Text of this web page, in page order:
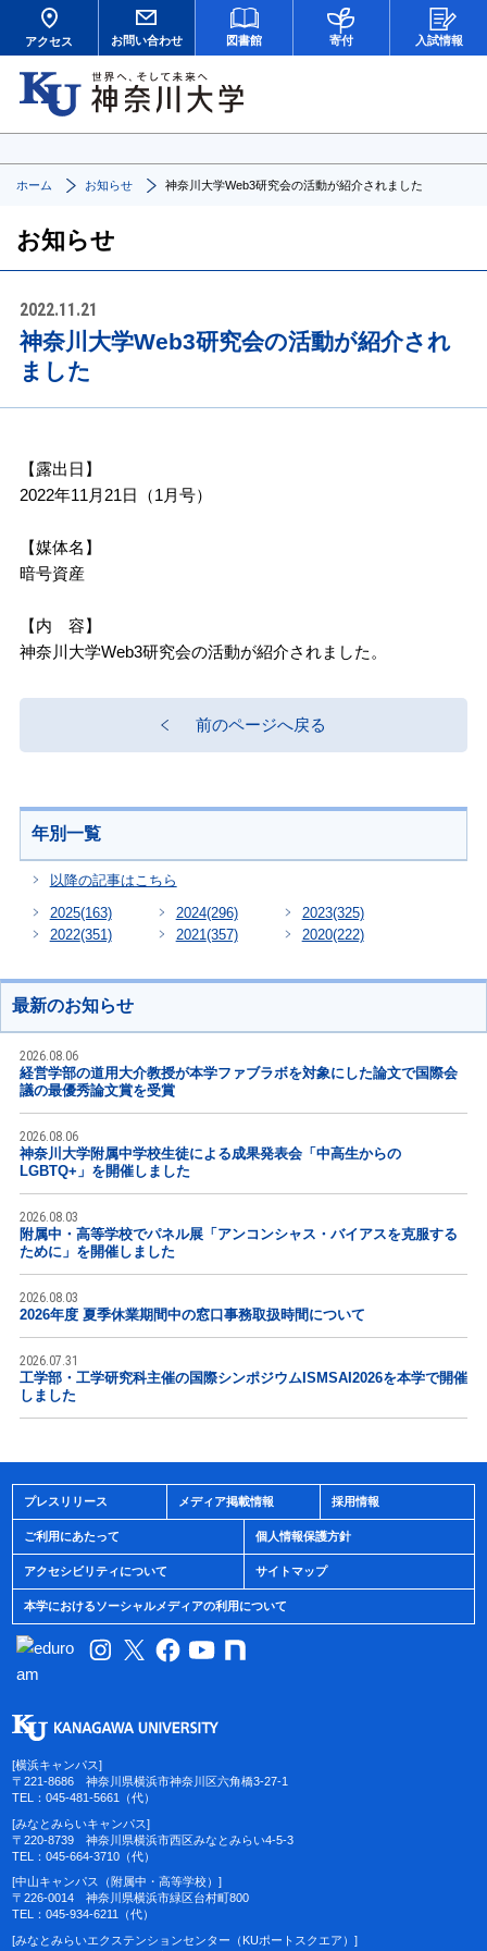
アクセス お問い合わせ 図書館 寄付 入試情報
ホーム お知らせ 神奈川大学Web3研究会の活動が紹介されました
お知らせ
2022.11.21
神奈川大学Web3研究会の活動が紹介され
ました
【露出日】
2022年11月21日（1月号）
【媒体名】
暗号資産
【内 容】
神奈川大学Web3研究会の活動が紹介されました。
前のページへ戻る
年別一覧
以降の記事はこちら
2025(163) 2024(296) 2023(325)
2022(351) 2021 (357) 2020(222)
最新のお知らせ
2026.08.06
経営学部の道用大介教授が本学ファブラボを対象にした論文で国際会
議の最優秀論文賞を受賞
2026.08.06
神奈川大学附属中学校生徒による成果発表会「中高生からの
LGBTQ+」を開催しました
2026.08.03
附属中・高等学校でパネル展「アンコンシャス・バイアスを克服する
ために」を開催しました
2026.08.03
2026年度 夏季休業期間中の窓口事務取扱時間について
2026.07.31
工学部・工学研究科主催の国際シンポジウムISMSAI2026を本学で開催
しました
プレスリリース メディア掲載情報 採用情報
ご利用にあたって 個人情報保護方針
アクセシビリティについて サイトマップ
本学におけるソーシャルメディアの利用について
[横浜キャンパス]
〒221-8686 神奈川県横浜市神奈川区六角橋3-27-1
TEL：045-481-5661（代）
[みなとみらいキャンパス]
〒220-8739 神奈川県横浜市西区みなとみらい4-5-3
TEL：045-664-3710（代）
[中山キャンパス（附属中・高等学校）]
〒226-0014 神奈川県横浜市緑区台村町800
TEL：045-934-6211（代）
[みなとみらいエクステンションセンター（KUポートスクエア）]